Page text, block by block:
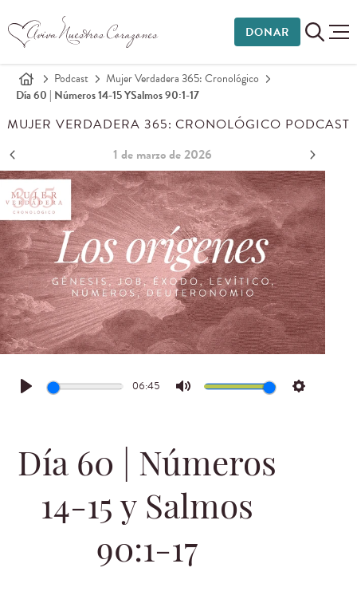
DONAR
Podcast
Mujer Verdadera 365: Cronológico
Día 60 | Números 14-15 YSalmos 90:1-17
MUJER VERDADERA 365: CRONOLÓGICO PODCAST
1 de marzo de 2026
Play
06:45
Mute Settings
Día 60 | Números
14-15 y Salmos
90:1-17